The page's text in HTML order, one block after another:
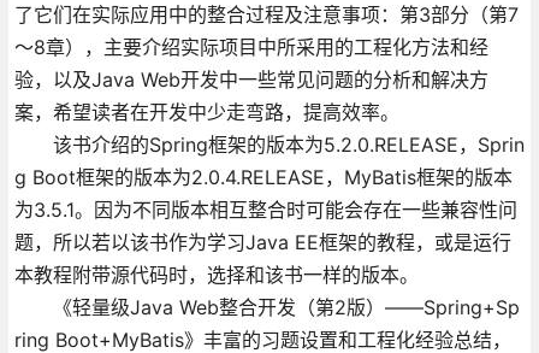
了它们在实际应用中的整合过程及注意事项：第3部分（第7
～8章），主要介绍实际项目中所采用的工程化方法和经
验，以及Java Web开发中一些常见问题的分析和解决方
案，希望读者在开发中少走弯路，提高效率。
该书介绍的Spring框架的版本为5.2.0.RELEASE，Sprin
g Boot框架的版本为2.0.4.RELEASE，MyBatis框架的版本
为3.5.1。因为不同版本相互整合时可能会存在一些兼容性问
题，所以若以该书作为学习Java EE框架的教程，或是运行
本教程附带源代码时，选择和该书一样的版本。
《轻量级Java Web整合开发（第2版）——Spring+Sp
ring Boot+MyBatis》丰富的习题设置和工程化经验总结，